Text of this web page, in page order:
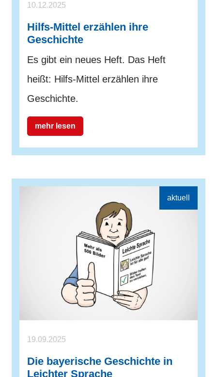
10.12.2025
Hilfs-Mittel erzählen ihre
Geschichte
Es gibt ein neues Heft. Das Heft
heißt: Hilfs-Mittel erzählen ihre
Geschichte.
mehr lesen
19.09.2025
Die bayerische Geschichte in
Leichter Sprache